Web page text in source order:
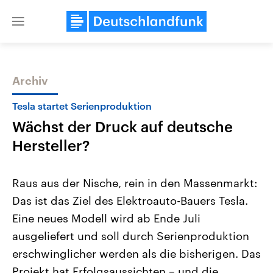
Close
Themen
Landtagswahl Sachsen-Anhalt
2026
Alle Informationen
Sachsen-Anhalt wählt am 6.
September 2026 einen neuen
Landtag. Seit 2021 wird das
Bundesland von einer Koalition aus
USA
Aktuelle Beiträge,
Hintergründe
Wirtschaftlich und
gehören die Vereinigten
den mächtigsten Ländern
mit großem Einfluss auf
Archiv
Tesla startet Serienproduktion
Wächst der Druck auf deutsche
Hersteller?
Raus aus der Nische, rein in den Massenmarkt:
Das ist das Ziel des Elektroauto-Bauers Tesla.
Eine neues Modell wird ab Ende Juli
ausgeliefert und soll durch Serienproduktion
erschwinglicher werden als die bisherigen. Das